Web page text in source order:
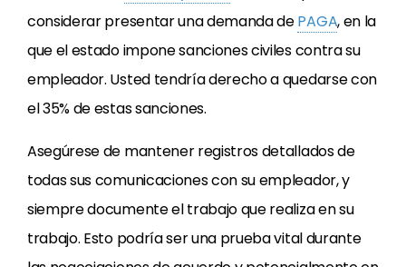
considerar presentar una demanda dePAGA, en la
que el estado impone sanciones civiles contra su
empleador. Usted tendría derecho a quedarse con
el 35% de estas sanciones.
Asegúrese de mantener registros detallados de
todas sus comunicaciones con su empleador, y
siempre documente el trabajo que realiza en su
trabajo. Esto podría ser una prueba vital durante